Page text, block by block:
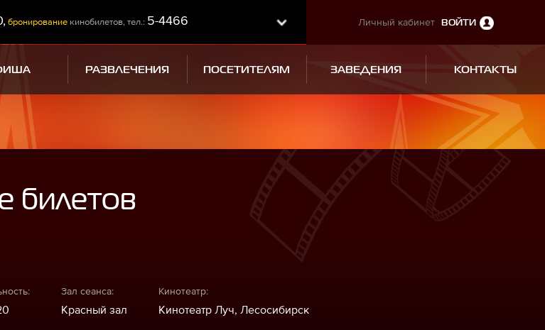
бронирование кинобилетов, тел.: 5-4466 Личный кабинет ВОЙТИ
РАЗВЛЕЧЕНИЯ ПОСЕТИТЕЛЯМ ЗАВЕДЕНИЯ КОНТАКТЫ
билетов
Зал сеанса:
Красный зал
Кинотеатр:
Кинотеатр Луч, Лесосибирск